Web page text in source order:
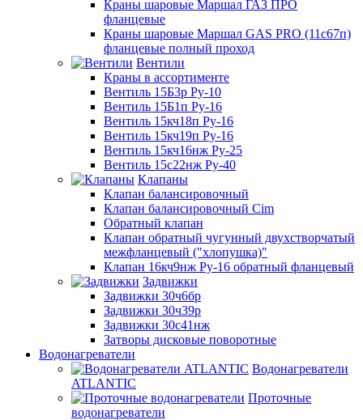
Краны шаровые Маршал ГАЗ ПРО
фланцевые
Краны шаровые Маршал GAS PRO (11с67п)
фланцевые полный проход
Вентили
Краны в ассортименте
Вентиль 15Б3р Ру-10
Вентиль 15Б1п Ру-16
Вентиль 15кч18п Ру-16
Вентиль 15кч19п Ру-16
Вентиль 15кч16нж Ру-25
Вентиль 15с22нж Ру-40
Клапаны
Клапан балансировочный
Клапан балансировочный Cim
Обратный клапан
Клапан обратный чугунный двухстворчатый
межфланцевый ("хлопушка)"
Клапан 16кч9нж Ру-16 обратный фланцевый
Задвижки
Задвижки 30ч6бр
Задвижки 30ч39р
Задвижки 30с41нж
Затворы дисковые поворотные
Водонагреватели
Водонагреватели
ATLANTIC
Проточные
водонагреватели